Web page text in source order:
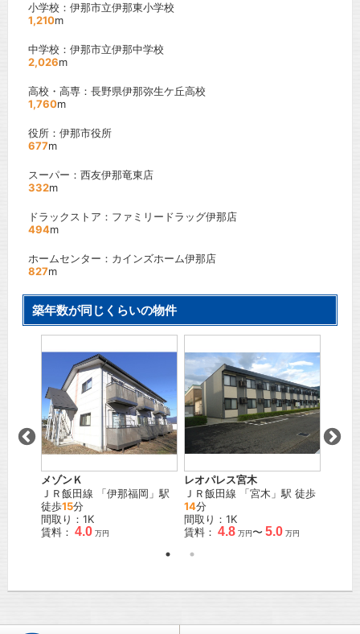
小学校：伊那市立伊那東小学校
1,210m
中学校：伊那市立伊那中学校
2,026m
高校・高専：長野県伊那弥生ケ丘高校
1,760m
役所：伊那市役所
677m
スーパー：西友伊那竜東店
332m
ドラックストア：ファミリードラッグ伊那店
494m
ホームセンター：カインズホーム伊那店
827m
築年数が同じくらいの物件
メゾンＫ
ＪＲ飯田線 「伊那福岡 」駅
徒歩15分
間取り：1K
賃料： 4.0 万円
レオパレス宮木
ＪＲ飯田線 「宮木 」駅 徒歩
14分
間取り：1K
賃料： 4.8 万円〜 5.0 万円